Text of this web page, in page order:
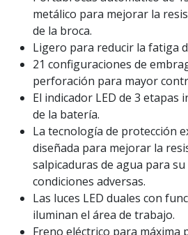
metálico para mejorar la
de la broca.
Ligero para reducir la fatiga
21 configuraciones de
perforación para mayor
El indicador LED de 3 etapas
de la batería.
La tecnología de protección
diseñada para mejorar la
salpicaduras de agua para
condiciones adversas.
Las luces LED duales con
iluminan el área de trabajo.
Freno eléctrico para máxima